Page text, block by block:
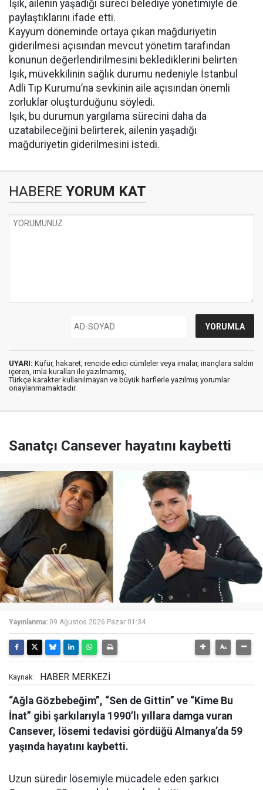
Işık, ailenin yaşadığı süreci belediye yönetimiyle de
paylaştıklarını ifade etti.
Kayyum döneminde ortaya çıkan mağduriyetin
giderilmesi açısından mevcut yönetim tarafından
konunun değerlendirilmesini beklediklerini belirten
Işık, müvekkilinin sağlık durumu nedeniyle İstanbul
Adli Tıp Kurumu’na sevkinin aile açısından önemli
zorluklar oluşturduğunu söyledi.
Işık, bu durumun yargılama sürecini daha da
uzatabileceğini belirterek, ailenin yaşadığı
mağduriyetin giderilmesini istedi.
HABERE YORUM KAT
UYARI: Küfür, hakaret, rencide edici cümleler veya imalar, inançlara saldırı
içeren, imla kuralları ile yazılmamış,
Türkçe karakter kullanılmayan ve büyük harflerle yazılmış yorumlar
onaylanmamaktadır.
Sanatçı Cansever hayatını kaybetti
Yayınlanma: 09 Ağustos 2026 Pazar 01:34
Kaynak: HABER MERKEZİ
“Ağla Gözbebeğim”, “Sen de Gittin” ve “Kime Bu
İnat” gibi şarkılarıyla 1990’lı yıllara damga vuran
Cansever, lösemi tedavisi gördüğü Almanya’da 59
yaşında hayatını kaybetti.
Uzun süredir lösemiyle mücadele eden şarkıcı